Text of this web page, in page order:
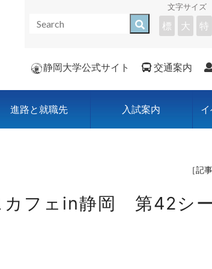
文字サイズ
標 大 特
静岡大学公式サイト 交通案内
進路と就職先 入試案内
［記
フェin静岡 第42シ